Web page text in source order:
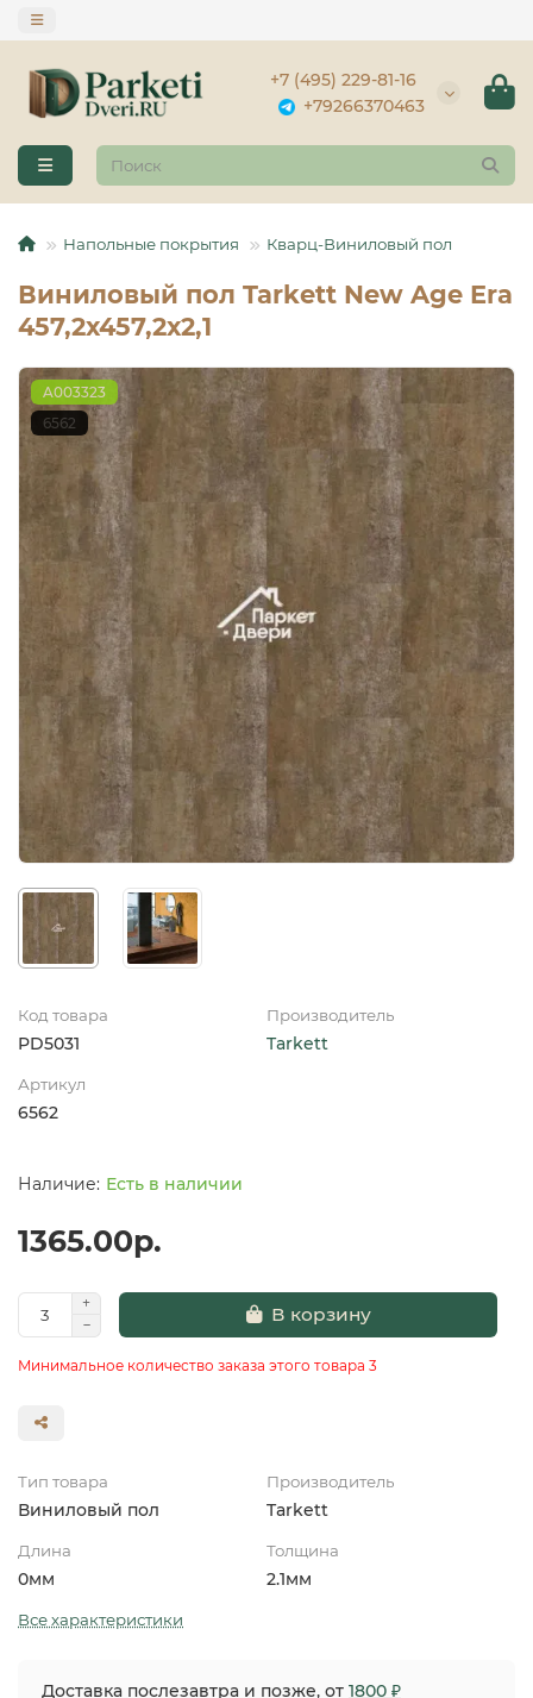
+7 (495) 229-81-16
+79266370463
Напольные покрытия Кварц-Виниловый пол
Виниловый пол Tarkett New Age Era
457,2х457,2х2,1
A003323
6562
Код товара
PD5031
Производитель
Tarkett
Артикул
6562
Есть в наличии
1365.00р.
В корзину
Минимальное количество заказа этого товара 3
Тип товара
Виниловый пол
Производитель
Tarkett
Длина
0мм
Толщина
2.1мм
Все характеристики
Доставка послезавтра и позже, от 1800 ₽